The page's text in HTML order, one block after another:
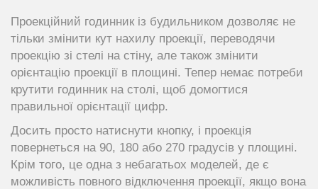
Проекційний годинник із будильником дозволяє не
тільки змінити кут нахилу проекції, переводячи
проекцію зі стелі на стіну, але також змінити
орієнтацію проекції в площині. Тепер немає потреби
крутити годинник на столі, щоб домогтися
правильної орієнтації цифр.
Досить просто натиснути кнопку, і проекція
повернеться на 90, 180 або 270 градусів у площині.
Крім того, це одна з небагатьох моделей, де є
можливість повного відключення проекції, якщо вона